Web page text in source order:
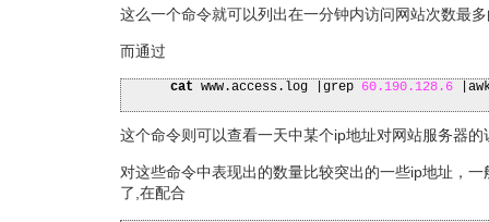
这么一个命令就可以列出在一分钟内访问网站次数最
而通过
cat www.access.log grep 60.190 .128 .6
这个命令则可以查看一天中某个ip地址对网站服务器
对这些命令中表现出的数量比较突出的一些ip地址，
了,在配合